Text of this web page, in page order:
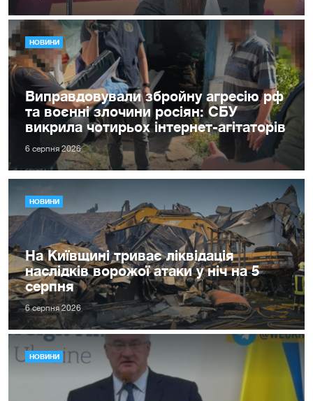
НОВИНИ
Виправдовували збройну агресію рф
та воєнні злочини росіян: СБУ
викрила чотирьох інтернет-агітаторів
6 серпня 2026
НОВИНИ
На Київщині триває ліквідація
наслідків ворожої атаки у ніч на 5
серпня
6 серпня 2026
НОВИНИ